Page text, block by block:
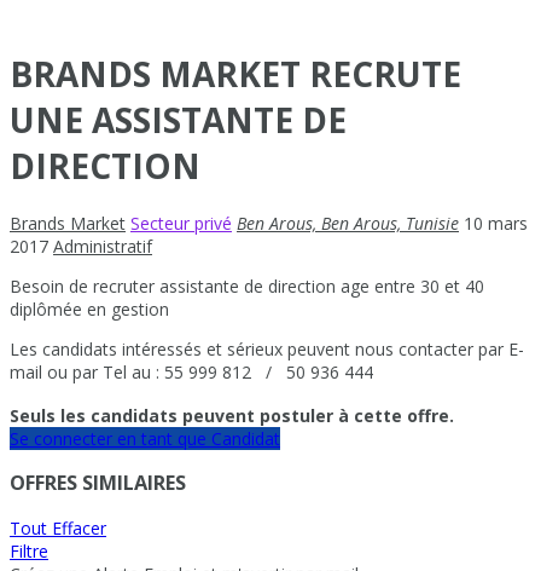
BRANDS MARKET RECRUTE
UNE ASSISTANTE DE
DIRECTION
Brands Market Secteur privé Ben Arous, Ben Arous, Tunisie 10 mars
2017 Administratif
Besoin de recruter assistante de direction age entre 30 et 40
diplômée en gestion
Les candidats intéressés et sérieux peuvent nous contacter par E-
mail ou par Tel au : 55 999 812 / 50 936 444
Seuls les candidats peuvent postuler à cette offre.
Se connecter en tant que Candidat
OFFRES SIMILAIRES
Tout Effacer
Filtre